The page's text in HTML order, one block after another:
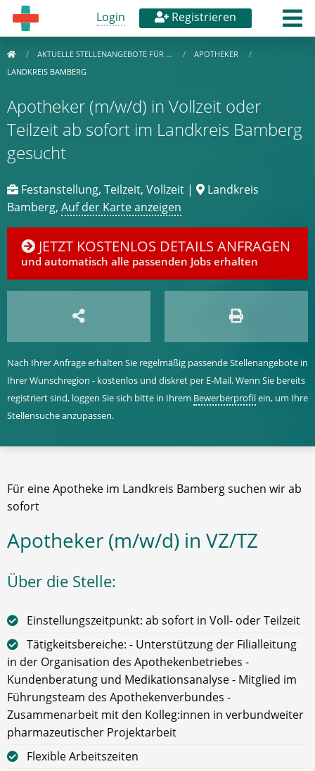
Login Registrieren
AKTUELLE STELLENANGEBOTE FÜR …
APOTHEKER
LANDKREIS BAMBERG
Apotheker (m/w/d) in Vollzeit oder
Teilzeit ab sofort im Landkreis Bamberg
gesucht
Festanstellung, Teilzeit, Vollzeit |
Landkreis
Bamberg, Auf der Karte anzeigen
JETZT KOSTENLOS DETAILS ANFRAGEN
und automatisch alle passenden Jobs erhalten
Nach Ihrer Anfrage erhalten Sie regelmäßig passende Stellenangebote in
Ihrer Wunschregion - kostenlos und diskret per E-Mail. Wenn Sie bereits
registriert sind, loggen Sie sich bitte in Ihrem Bewerberprofilein, um Ihre
Stellensuche anzupassen.
Für eine Apotheke im Landkreis Bamberg suchen wir ab
sofort
Apotheker (m/w/d) in VZ/TZ
Über die Stelle:
Einstellungszeitpunkt: ab sofort in Voll- oder Teilzeit
Tätigkeitsbereiche: - Unterstützung der Filialleitung
in der Organisation des Apothekenbetriebes -
Kundenberatung und Medikationsanalyse - Mitglied im
Führungsteam des Apothekenverbundes -
Zusammenarbeit mit den Kolleg:innen in verbundweiter
pharmazeutischer Projektarbeit
Flexible Arbeitszeiten